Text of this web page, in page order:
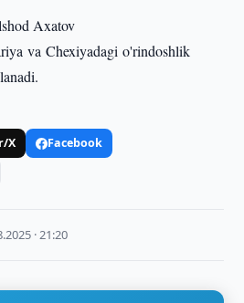
Axatov
va Chexiyadagi o'rindoshlik
X
Facebook
· 21:20